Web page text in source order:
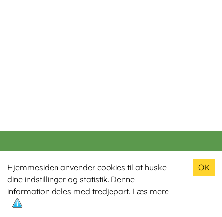
Hjemmesiden anvender cookies til at huske
dine indstillinger og statistik. Denne
information deles med tredjepart. Læs mere
OK
Populære produkter
Odin R900 Romaskine
Odin S900 Spinningcykel